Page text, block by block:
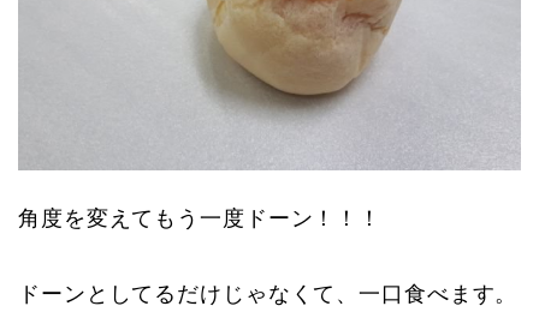
角度を変えてもう一度ドーン！！！
ドーンとしてるだけじゃなくて、一口食べます。